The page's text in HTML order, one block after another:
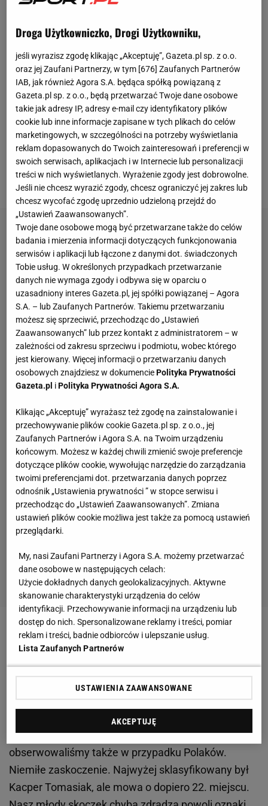
Nakamura. Top 3 sobotniego konkursu w Oslo było
czymś z gatunku "miesiąc byśmy myśleli i byśmy nie
wymyślili". Deschwanden, który ma na karku już 35
lat, został najstarszym skoczkiem z premierowym
zwycięstwem w historii Pucharu Świata (wcześniej
był to Pius Paschke, który pierwszy konkurs w życiu
wygrał, mając ponad 33 lata). Z kolei Domen Prevc
nie zakwalifikował się nawet do drugiej serii. Po
wyjściu z progu nie poradził sobie z nagłym
podmuchem wiatru i poleciał tylko 117,5 metra,
przez co zajął 42. miejsce.
Zobacz wideoKosecki szczerze o sytuacji Śląska: W
tym klubie zawsze są jakieś zawirowania
Słabe skoki Polaków w Oslo
Skocznia w Oslo pokazała swoje skore do
niespodzianek oblicze. Niestety zaskoczenie
obserwowaliśmy także w przypadku Polaków.
Niemiłe zaskoczenie. Najwyżej sklasyfikowany był
Kacper Tomasiak, ale mowa o dopiero 22. miejscu.
Droga Użytkowniczko, Drogi Użytkowniku,
jeśli wyrazisz zgodę klikając „Akceptuję”, Gazeta.pl sp. z o.o.
oraz jej Zaufani Partnerzy, w tym [676] Zaufanych Partnerów
IAB, jak również Agora S.A. będąca spółką powiązaną z
Gazeta.pl sp. z o.o., będą przetwarzać Twoje dane osobowe
takie jak adresy IP, adresy e-mail czy identyfikatory plików
cookie lub inne informacje zapisane w tych plikach do celów
marketingowych, w szczególności na potrzeby wyświetlania
reklam dopasowanych do Twoich zainteresowań i preferencji w
swoich serwisach, aplikacjach i w Internecie lub personalizacji
treści w nich wyświetlanych. Wyrażenie zgody jest dobrowolne.
Jeśli nie chcesz wyrazić zgody, chcesz ograniczyć jej zakres lub
chcesz wycofać zgodę uprzednio udzieloną przejdź do
„Ustawień Zaawansowanych”.
Twoje dane osobowe mogą być przetwarzane także do celów
badania i mierzenia informacji dotyczących funkcjonowania
serwisów i aplikacji lub łączone z danymi dot. świadczonych
Tobie usług. W określonych przypadkach przetwarzanie
danych nie wymaga zgody i odbywa się w oparciu o
uzasadniony interes Gazeta.pl, jej spółki powiązanej – Agora
S.A. – lub Zaufanych Partnerów. Takiemu przetwarzaniu
możesz się sprzeciwić, przechodząc do „Ustawień
Zaawansowanych” lub przez kontakt z administratorem – w
zależności od zakresu sprzeciwu i podmiotu, wobec którego
jest kierowany. Więcej informacji o przetwarzaniu danych
osobowych znajdziesz w dokumenciePolityka Prywatności
Gazeta.pl iPolityka Prywatności Agora S.A.
Klikając „Akceptuję” wyrażasz też zgodę na zainstalowanie i
przechowywanie plików cookie Gazeta.pl sp. z o.o., jej
Zaufanych Partnerów i Agora S.A. na Twoim urządzeniu
końcowym. Możesz w każdej chwili zmienić swoje preferencje
dotyczące plików cookie, wywołując narzędzie do zarządzania
twoimi preferencjami dot. przetwarzania danych poprzez
odnośnik „Ustawienia prywatności ” w stopce serwisu i
przechodząc do „Ustawień Zaawansowanych”. Zmiana
ustawień plików cookie możliwa jest także za pomocą ustawień
przeglądarki.
My, nasi Zaufani Partnerzy i Agora S.A. możemy przetwarzać
dane osobowe w następujących celach:
Użycie dokładnych danych geolokalizacyjnych. Aktywne
skanowanie charakterystyki urządzenia do celów
identyfikacji. Przechowywanie informacji na urządzeniu lub
dostęp do nich. Spersonalizowane reklamy i treści, pomiar
reklam i treści, badnie odbiorców i ulepszanie usług.
Lista Zaufanych Partnerów
USTAWIENIA ZAAWANSOWANE
AKCEPTUJĘ